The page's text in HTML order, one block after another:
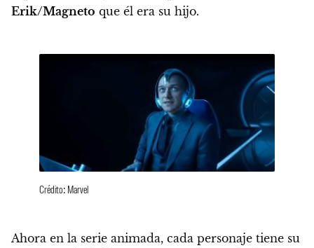
Erik/Magneto que él era su hijo.
Crédito: Marvel
Ahora en la serie animada, cada personaje tiene su